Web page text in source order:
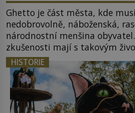
Ghetto je část města, kde
nedobrovolně, náboženská,
národnostní menšina
zkušenosti mají s takovým
středověku jsou totiž v
nějakém žít. Mezi ty
ghetto založené v roce 1555.
k Židům, nemá se Řím čím
HISTORIE